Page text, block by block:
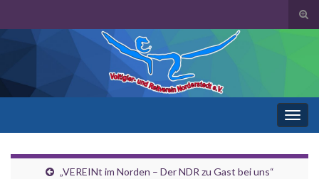
Search for:
„VEREINt im Norden – Der NDR zu Gast bei uns“